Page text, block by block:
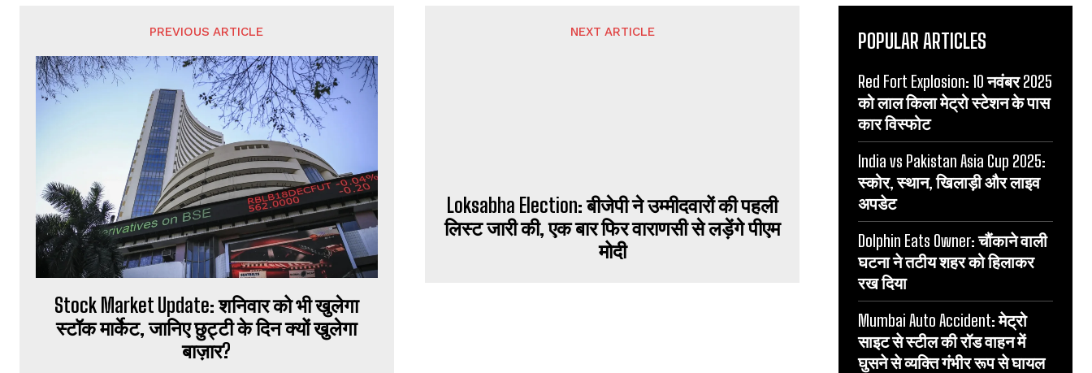
PREVIOUS ARTICLE
Stock Market Update: शनिवार को भी खुलेगा
स्टॉक मार्केट, जानिए छुट्टी के दिन क्यों खुलेगा
बाज़ार?
NEXT ARTICLE POPULAR ARTICLES
Red Fort Explosion: 10 नवंबर 2025
को लाल किला मेट्रो स्टेशन के पास
कार विस्फोट
India vs Pakistan Asia Cup 2025:
स्कोर, स्थान, खिलाड़ी और लाइव
अपडेट
Dolphin Eats Owner: चौंकाने वाली
घटना ने तटीय शहर को हिलाकर
रख दिया
Mumbai Auto Accident: मेट्रो
साइट से स्टील की रॉड वाहन में
घुसने से व्यक्ति गंभीर रूप से घायल